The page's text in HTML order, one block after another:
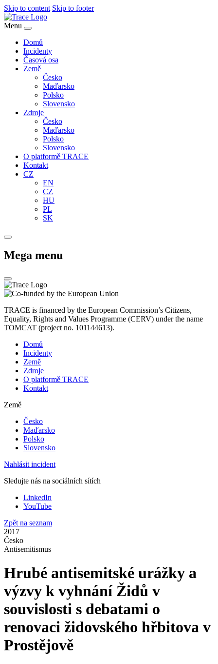
Skip to content Skip to footer
Menu
Domů
Incidenty
Časová osa
Země
Česko
Maďarsko
Polsko
Slovensko
Zdroje
Česko
Maďarsko
Polsko
Slovensko
O platformě TRACE
Kontakt
CZ
EN
CZ
HU
PL
SK
Mega menu
TRACE is financed by the European Commission’s Citizens,
Equality, Rights and Values Programme (CERV) under the name
TOMCAT (project no. 101144613).
Domů
Incidenty
Země
Zdroje
O platformě TRACE
Kontakt
Země
Česko
Maďarsko
Polsko
Slovensko
Nahlásit incident
Sledujte nás na sociálních sítích
LinkedIn
YouTube
Zpět na seznam
2017
Česko
Antisemitismus
Hrubé antisemitské urážky a
výzvy k vyhnání Židů v
souvislosti s debatami o
renovaci židovského hřbitova v
Prostějově